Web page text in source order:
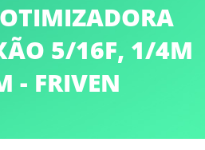
5/16F, 1/4M
- FRIVEN